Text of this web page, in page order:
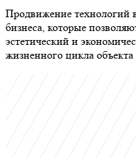
Продвижение технологий
бизнеса, которые
эстетический и
жизненного цикла